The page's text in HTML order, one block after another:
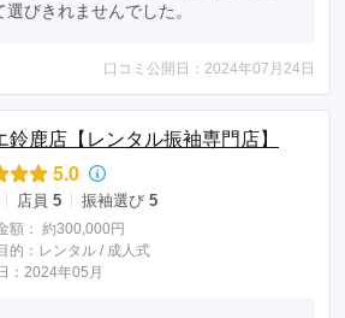
びきれませんでした。
口コミ公開日：2024年07月24日
鈴鹿店【レンタル振袖専門店】
5.0
店員 5 振袖選び 5
額： 約300,000円
的： レンタル / 成人式
：2024年05月